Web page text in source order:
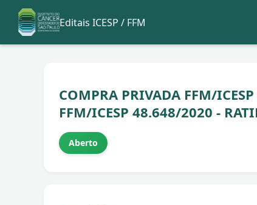
Editais ICESP / FFM
COMPRA PRIVADA FFM/
FFM/ICESP 48.648/2020 -
Aberto